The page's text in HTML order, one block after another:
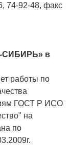
74-92-48, факс
СИБИРЬ» в
работы по
ГОСТ Р ИСО
на
по